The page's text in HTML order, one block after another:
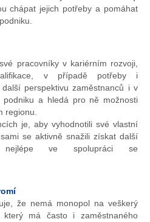
chápat jejich potřeby a pomáhat
pracovníky v kariérním rozvoji,
v případě potřeby i
perspektivu zaměstnanců i v
podniku a hledá pro ně možnosti
regionu.
je, aby vyhodnotili své vlastní
se aktivně snažili získat další
nejlépe ve spolupráci se
že nemá monopol na veškerý
který má často i zaměstnaného